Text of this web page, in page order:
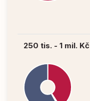
250 tis. - 1 mil. Kč